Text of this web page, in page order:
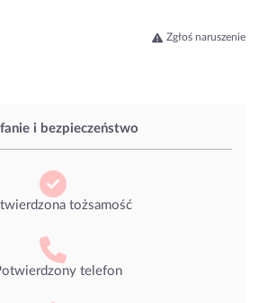
i bezpieczeństwo
tożsamość
telefon
Zgłoś naruszenie